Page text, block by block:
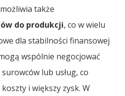
także
do produkcji, co w wielu
dla stabilności finansowej
wspólnie negocjować
lub usług, co
i większy zysk. W